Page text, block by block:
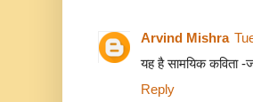
Arvind Mishra
यह है सामयिक कविता -
Reply